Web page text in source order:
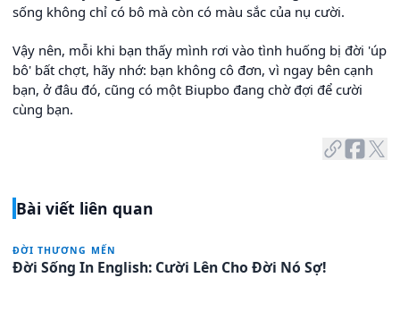
sống không chỉ có bô mà còn có màu sắc của nụ cười.
Vậy nên, mỗi khi bạn thấy mình rơi vào tình huống bị đời 'úp
bô' bất chợt, hãy nhớ: bạn không cô đơn, vì ngay bên cạnh
bạn, ở đâu đó, cũng có một Biupbo đang chờ đợi để cười
cùng bạn.
Bài viết liên quan
ĐỜI THƯƠNG MẾN
Đời Sống In English: Cười Lên Cho Đời Nó Sợ!